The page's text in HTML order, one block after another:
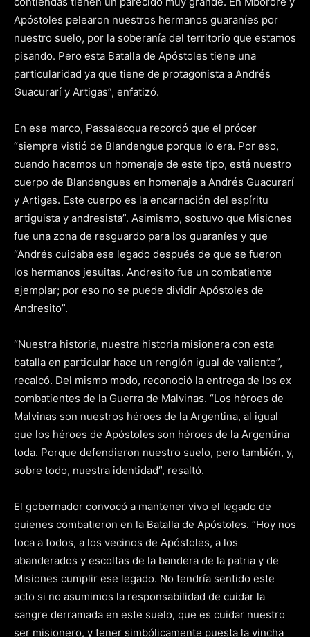
Apóstoles pelearon nuestros hermanos guaraníes por
nuestro suelo, por la soberanía del territorio que estamos
pisando. Pero esta Batalla de Apóstoles tiene una
particularidad ya que tiene de protagonista a Andrés
Guacurarí y Artigas”, enfatizó.
En ese marco, Passalacqua recordó que el prócer
“siempre vistió de Blandengue porque lo era. Por eso,
cuando hacemos un homenaje de este tipo, está nuestro
cuerpo de Blandengues en homenaje a Andrés Guacurarí
y Artigas. Este cuerpo es la encarnación del espíritu
artiguista y andresista”. Asimismo, sostuvo que Misiones
fue una zona de resguardo para los guaraníes y que
“Andrés cuidaba ese legado después de que se fueron
los hermanos jesuitas. Andresito fue un combatiente
ejemplar; por eso no se puede dividir Apóstoles de
Andresito”.
“Nuestra historia, nuestra historia misionera con esta
batalla en particular hace un renglón igual de valiente”,
recalcó. Del mismo modo, reconoció la entrega de los ex
combatientes de la Guerra de Malvinas. “Los héroes de
Malvinas son nuestros héroes de la Argentina, al igual
que los héroes de Apóstoles son héroes de la Argentina
toda. Porque defendieron nuestro suelo, pero también, y,
sobre todo, nuestra identidad”, resaltó.
El gobernador convocó a mantener vivo el legado de
quienes combatieron en la Batalla de Apóstoles. “Hoy nos
toca a todos, a los vecinos de Apóstoles, a los
abanderados y escoltas de la bandera de la patria y de
Misiones cumplir ese legado. No tendría sentido este
acto si no asumimos la responsabilidad de cuidar la
sangre derramada en este suelo, que es cuidar nuestro
ser misionero, y tener simbólicamente puesta la vincha